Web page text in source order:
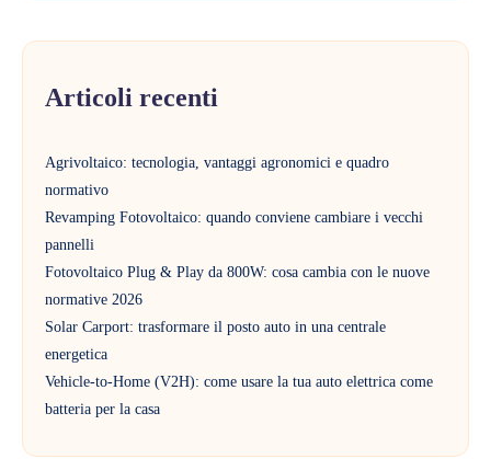
Articoli recenti
Agrivoltaico: tecnologia, vantaggi agronomici e quadro
normativo
Revamping Fotovoltaico: quando conviene cambiare i vecchi
pannelli
Fotovoltaico Plug & Play da 800W: cosa cambia con le nuove
normative 2026
Solar Carport: trasformare il posto auto in una centrale
energetica
Vehicle-to-Home (V2H): come usare la tua auto elettrica come
batteria per la casa